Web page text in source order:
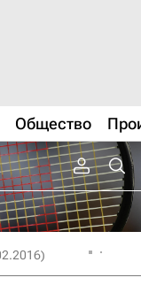
Общество